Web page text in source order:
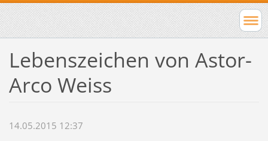
Lebenszeichen von Astor-
Arco Weiss
14.05.2015 12:37